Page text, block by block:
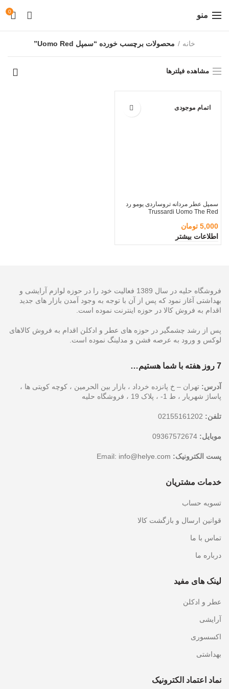
منو 0
خانه محصولات برچسب خورده “سمپل Uomo Red”
مشاهده فیلترها
اتمام موجودی
سمپل عطر مردانه تروساردی یومو رد
Trussardi Uomo The Red
5,000 تومان
اطلاعات بیشتر
فروشگاه حلیه در سال 1389 فعالیت خود را در حوزه لوازم آرایشی و
بهداشتی آغاز نمود که پس از آن با توجه به وجود آمدن بازار های جدید
اقدام به فروش کالا در حوزه اینترنت نموده است.
پس از رشد چشمگیر در حوزه های عطر و ادکلن اقدام به فروش کالاهای
لوکس و ورود به عرصه فشن و مدلینگ نموده است.
7 روز هفته با شما هستیم…
آدرس: تهران – خ پانزده خرداد ، بازار بین الحرمین ، کوچه کویتی ها ،
پاساژ شهریار ، ط 1- ، پلاک 19 ، فروشگاه حلیه
تلفن: 02155161202
موبایل: 09367572674
پست الکترونیک: info@helye.com
خدمات مشتریان
تسویه حساب
قوانین ارسال و بازگشت کالا
تماس با ما
درباره ما
لینک های مفید
عطر و ادکلن
آرایشی
اکسسوری
بهداشتی
نماد اعتماد الکترونیک